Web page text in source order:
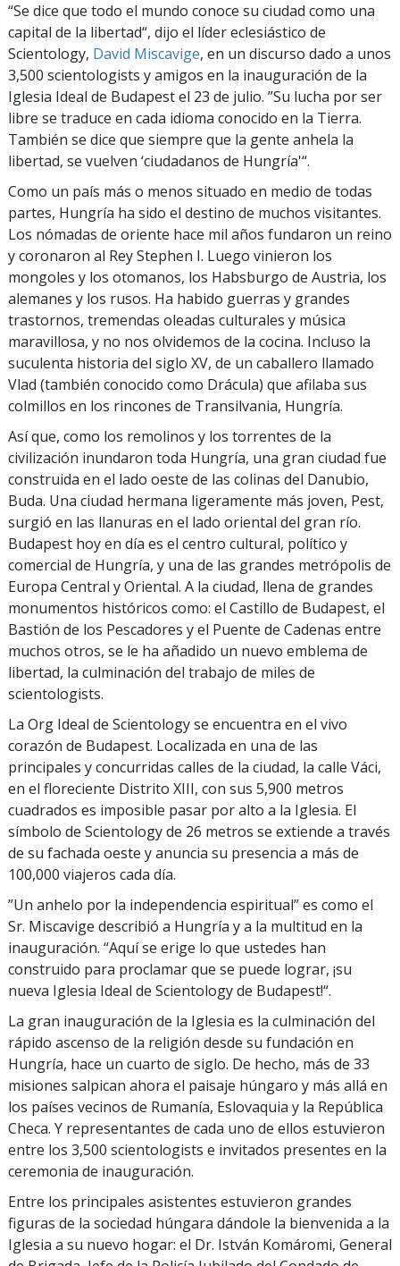
“Se dice que todo el mundo conoce su ciudad como una
capital de la libertad“, dijo el líder eclesiástico de
Scientology, David Miscavige, en un discurso dado a unos
3,500 scientologists y amigos en la inauguración de la
Iglesia Ideal de Budapest el 23 de julio. ”Su lucha por ser
libre se traduce en cada idioma conocido en la Tierra.
También se dice que siempre que la gente anhela la
libertad, se vuelven ‘ciudadanos de Hungría'“.
Como un país más o menos situado en medio de todas
partes, Hungría ha sido el destino de muchos visitantes.
Los nómadas de oriente hace mil años fundaron un reino
y coronaron al Rey Stephen I. Luego vinieron los
mongoles y los otomanos, los Habsburgo de Austria, los
alemanes y los rusos. Ha habido guerras y grandes
trastornos, tremendas oleadas culturales y música
maravillosa, y no nos olvidemos de la cocina. Incluso la
suculenta historia del siglo XV, de un caballero llamado
Vlad (también conocido como Drácula) que afilaba sus
colmillos en los rincones de Transilvania, Hungría.
Así que, como los remolinos y los torrentes de la
civilización inundaron toda Hungría, una gran ciudad fue
construida en el lado oeste de las colinas del Danubio,
Buda. Una ciudad hermana ligeramente más joven, Pest,
surgió en las llanuras en el lado oriental del gran río.
Budapest hoy en día es el centro cultural, político y
comercial de Hungría, y una de las grandes metrópolis de
Europa Central y Oriental. A la ciudad, llena de grandes
monumentos históricos como: el Castillo de Budapest, el
Bastión de los Pescadores y el Puente de Cadenas entre
muchos otros, se le ha añadido un nuevo emblema de
libertad, la culminación del trabajo de miles de
scientologists.
La Org Ideal de Scientology se encuentra en el vivo
corazón de Budapest. Localizada en una de las
principales y concurridas calles de la ciudad, la calle Váci,
en el floreciente Distrito XIII, con sus 5,900 metros
cuadrados es imposible pasar por alto a la Iglesia. El
símbolo de Scientology de 26 metros se extiende a través
de su fachada oeste y anuncia su presencia a más de
100,000 viajeros cada día.
”Un anhelo por la independencia espiritual” es como el
Sr. Miscavige describió a Hungría y a la multitud en la
inauguración. “Aquí se erige lo que ustedes han
construido para proclamar que se puede lograr, ¡su
nueva Iglesia Ideal de Scientology de Budapest!“.
La gran inauguración de la Iglesia es la culminación del
rápido ascenso de la religión desde su fundación en
Hungría, hace un cuarto de siglo. De hecho, más de 33
misiones salpican ahora el paisaje húngaro y más allá en
los países vecinos de Rumanía, Eslovaquia y la República
Checa. Y representantes de cada uno de ellos estuvieron
entre los 3,500 scientologists e invitados presentes en la
ceremonia de inauguración.
Entre los principales asistentes estuvieron grandes
figuras de la sociedad húngara dándole la bienvenida a la
Iglesia a su nuevo hogar: el Dr. István Komáromi, General